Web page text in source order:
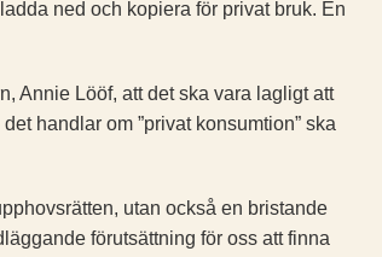
ned och kopiera för privat bruk. En
­Annie Lööf, att det ska vara lagligt att
handlar om ”privat konsumtion” ska
utan också en bristande
förutsättning för oss att finna